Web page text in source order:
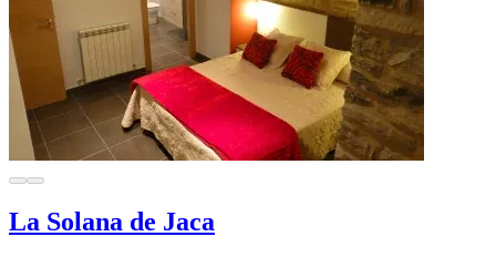
La Solana de Jaca